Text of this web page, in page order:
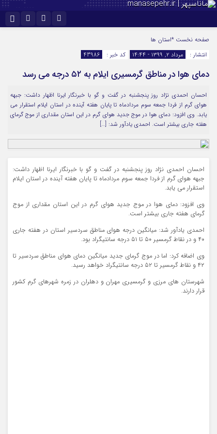
اینستاگرام
سروش
ایتا
آپارات
نام کاربری یا نشانی ایمیل
رمز عبور
مرا به خاطر بسپار
صفحه نخست *استان ها
انتشار :
مرداد ۲, ۱۳۹۹ - ۱۴:۴۴ کد خبر : 43986
دمای هوا در مناطق گرمسیری ایلام به ۵۲ درجه می رسد
احسان احمدی نژاد روز پنجشنبه در گفت و گو با خبرنگار ایرنا اظهار داشت: جبهه
هوای گرم از فردا جمعه سوم مردادماه تا پایان هفته آینده در استان ایلام استقرار می
یابد. وی افزود: دمای هوا در موج جدید هوای گرم در این استان مقداری از موج گرمای
هفته جاری بیشتر است. احمدی یادآور شد: […]
احسان احمدی نژاد روز پنجشنبه در گفت و گو با خبرنگار ایرنا اظهار داشت:
جبهه هوای گرم از فردا جمعه سوم مردادماه تا پایان هفته آینده در استان ایلام
استقرار می یابد.
وی افزود: دمای هوا در موج جدید هوای گرم در این استان مقداری از موج
گرمای هفته جاری بیشتر است.
احمدی یادآور شد: میانگین درجه هوای مناطق سردسیر استان در هفته جاری
۴۰ و در نقاط گرمسیر ۵۰ تا ۵۱ درجه سانتیگراد بود.
وی اضافه کرد: اما در موج گرمای جدید میانگین دمای هوای مناطق سردسیر تا
۴۲ و نقاط گرمسیر تا ۵۲ درجه سانتیگراد خواهد رسید.
شهرستان های مرزی و گرمسیری مهران و دهلران در زمره شهرهای گرم کشور
قرار دارند.